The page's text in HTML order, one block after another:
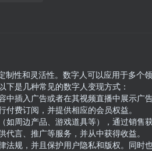
性和灵活性。数字人可以应用于多个领
是几种常见的数字人变现方式：
插入广告或者在其视频直播中展示广告
费订阅，并提供相应的会员权益。
周边产品、游戏道具等），通过销售获
言、推广等服务，并从中获得收益。
规，并且保护用户隐私和版权。同时